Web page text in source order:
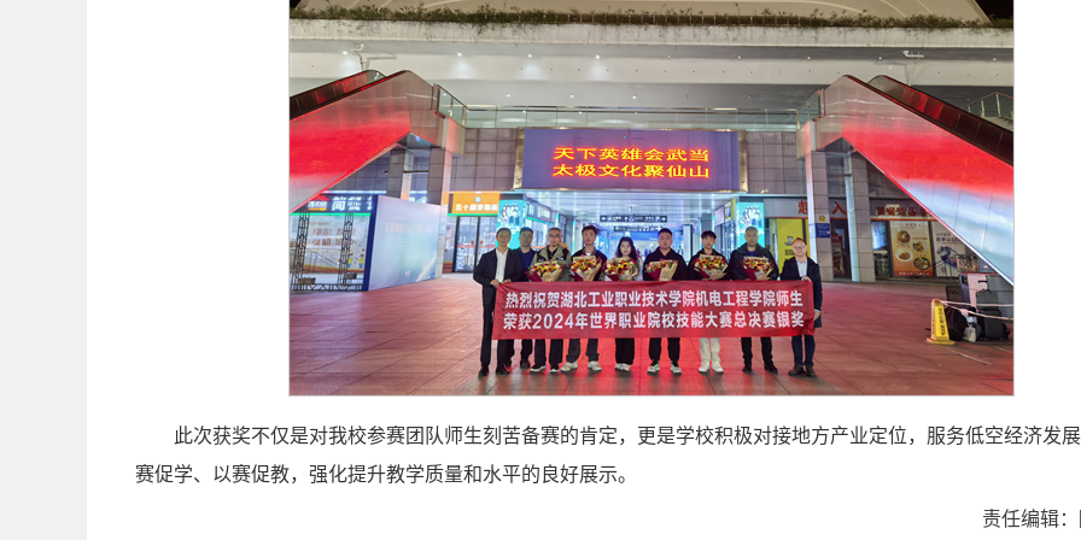
此次获奖不仅是对我校参赛团队师生刻苦备赛的肯定，更是学校积极对接地方产业定位，服务低空经济发
赛促学、以赛促教，强化提升教学质量和水平的良好展示。
责任编辑